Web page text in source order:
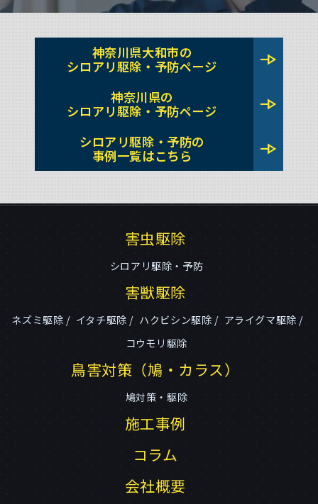
神奈川県大和市の
シロアリ駆除・予防ページ
line_end_arrow
神奈川県の
シロアリ駆除・予防ページ
line_end_arrow
シロアリ駆除・予防の
事例一覧はこちら
line_end_arrow
害虫駆除
シロアリ駆除・予防
害獣駆除
ネズミ駆除 イタチ駆除 ハクビシン駆除
アライグマ駆除
コウモリ駆除
鳥害対策（鳩・カラス）
鳩対策・駆除
施工事例
コラム
会社概要